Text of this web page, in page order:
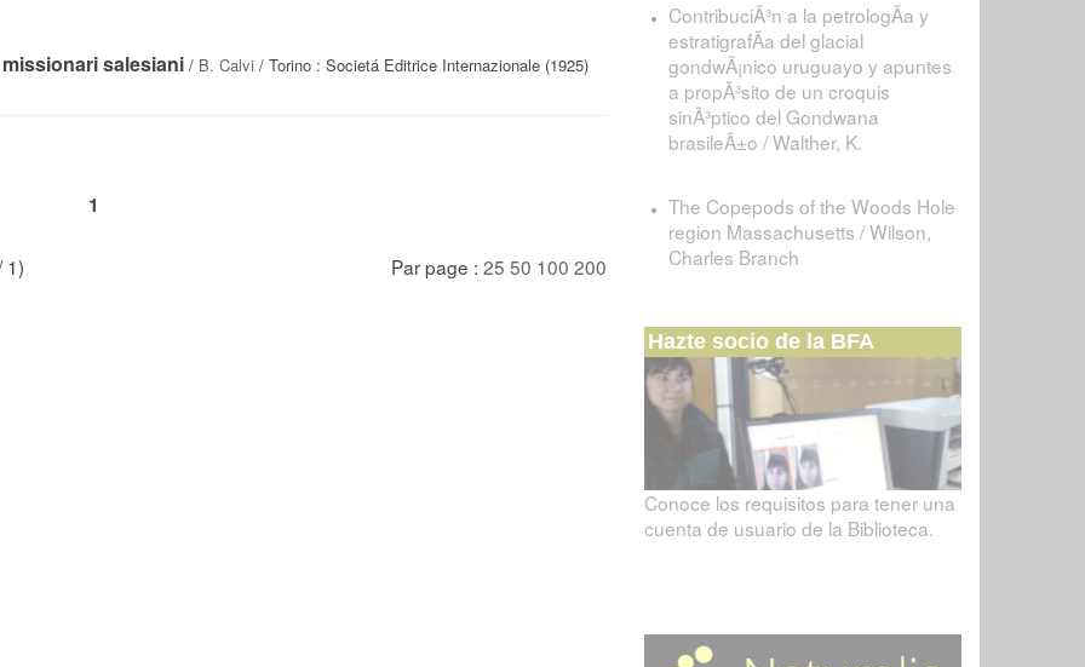
salesiani / B. Calvi / Torino : Societá Editrice Internazionale (1925)
1
1) Par page : 25 50 100 200
ContribuciÃ³n a la petrologÃ­a y
estratigrafÃ­a del glacial
gondwÃ¡nico uruguayo y apuntes
a propÃ³sito de un croquis
sinÃ³ptico del Gondwana
brasileÃ±o / Walther, K.
The Copepods of the Woods Hole
region Massachusetts / Wilson,
Charles Branch
Hazte socio de la BFA
Conoce los requisitos para tener una
cuenta de usuario de la Biblioteca.